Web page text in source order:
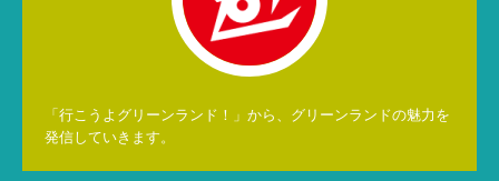
「行こうよグリーンランド！」から、グリーンランドの魅力を
発信していきます。